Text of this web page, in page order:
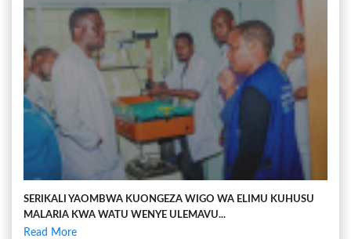
SERIKALI YAOMBWA KUONGEZA WIGO WA ELIMU KUHUSU
MALARIA KWA WATU WENYE ULEMAVU...
Read More